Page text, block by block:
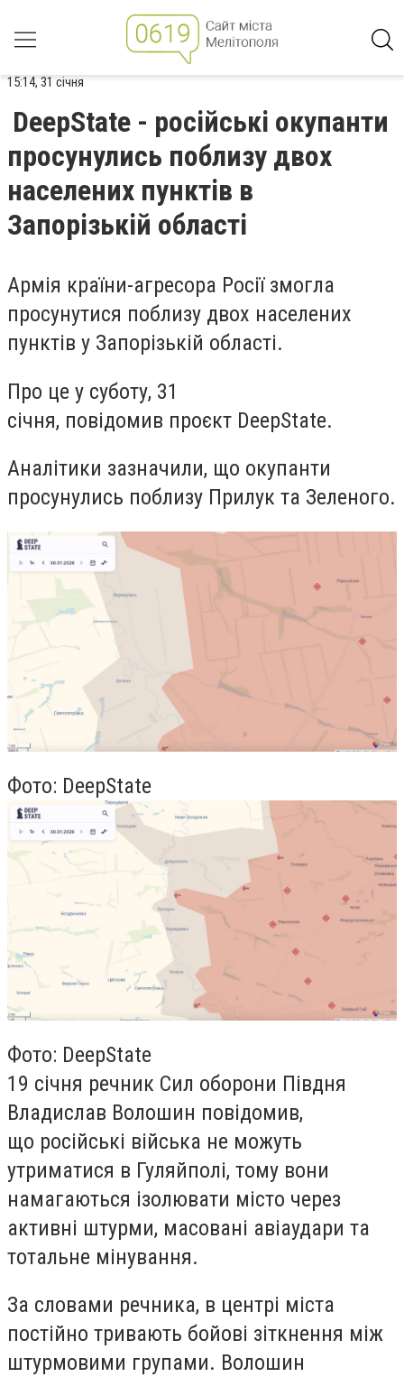
15:14, 31 січня
DeepState - російські окупанти
просунулись поблизу двох
населених пунктів в
Запорізькій області
Армія країни-агресора Росії змогла
просунутися поблизу двох населених
пунктів у Запорізькій області.
Про це у суботу, 31
січня, повідомив проєкт DeepState.
Аналітики зазначили, що окупанти
просунулись поблизу Прилук та Зеленого.
Фото: DeepState
Фото: DeepState
19 січня речник Сил оборони Півдня
Владислав Волошин повідомив,
що російські війська не можуть
утриматися в Гуляйполі, тому вони
намагаються ізолювати місто через
активні штурми, масовані авіаудари та
тотальне мінування.
За словами речника, в центрі міста
постійно тривають бойові зіткнення між
штурмовими групами. Волошин